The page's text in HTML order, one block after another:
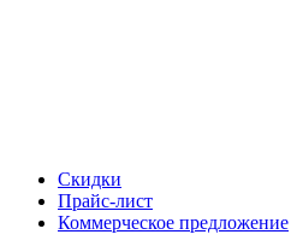
Скидки
Прайс-лист
Коммерческое предложение